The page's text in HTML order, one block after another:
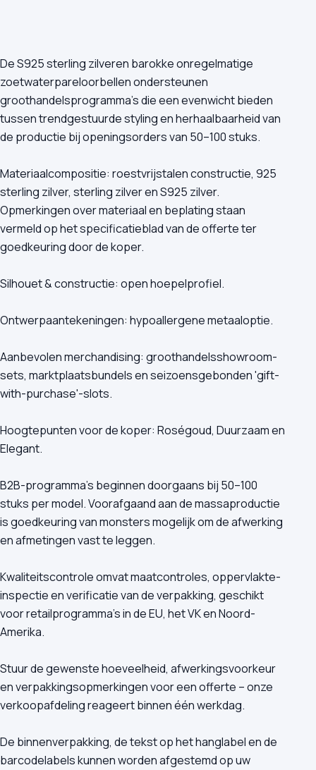
De S925 sterling zilveren barokke onregelmatige
zoetwaterpareloorbellen ondersteunen
groothandelsprogramma's die een evenwicht bieden
tussen trendgestuurde styling en herhaalbaarheid van
de productie bij openingsorders van 50–100 stuks.
Materiaalcompositie: roestvrijstalen constructie, 925
sterling zilver, sterling zilver en S925 zilver.
Opmerkingen over materiaal en beplating staan
vermeld op het specificatieblad van de offerte ter
goedkeuring door de koper.
Silhouet & constructie: open hoepelprofiel.
Ontwerpaantekeningen: hypoallergene metaaloptie.
Aanbevolen merchandising: groothandelsshowroom-
sets, marktplaatsbundels en seizoensgebonden 'gift-
with-purchase'-slots.
Hoogtepunten voor de koper: Roségoud, Duurzaam en
Elegant.
B2B-programma's beginnen doorgaans bij 50–100
stuks per model. Voorafgaand aan de massaproductie
is goedkeuring van monsters mogelijk om de afwerking
en afmetingen vast te leggen.
Kwaliteitscontrole omvat maatcontroles, oppervlakte-
inspectie en verificatie van de verpakking, geschikt
voor retailprogramma's in de EU, het VK en Noord-
Amerika.
Stuur de gewenste hoeveelheid, afwerkingsvoorkeur
en verpakkingsopmerkingen voor een offerte – onze
verkoopafdeling reageert binnen één werkdag.
De binnenverpakking, de tekst op het hanglabel en de
barcodelabels kunnen worden afgestemd op uw